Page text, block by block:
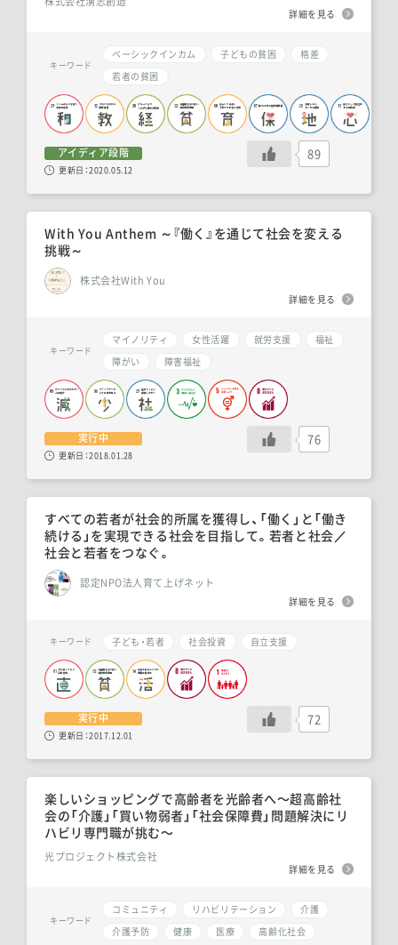
詳細を見る
キーワード
ベーシックインカム 子どもの貧困
格差
若者の貧困
アイディア段階
更新日：2020.05.12
89
楽しいショッピングで高齢者を光齢者へ〜超高齢社
会の「介護」「買い物弱者」「社会保障費」問題解決にリ
ハビリ専門職が挑む〜
光プロジェクト株式会社
詳細を見る
キーワード
コミュニティ リハビリテーション
介護
介護予防
健康 医療 高齢化社会
With You Anthem ～『働く』を通じて社会を変える
挑戦～
株式会社With You
詳細を見る
キーワード
マイノリティ 女性活躍 就労支援
福祉
障がい
障害福祉
実行中
更新日：2018.01.28
76
すべての若者が社会的所属を獲得し、「働く」と「働き
続ける」を実現できる社会を目指して。若者と社会／
社会と若者をつなぐ。
認定NPO法人育て上げネット
詳細を見る
キーワード 子ども・若者 社会投資 自立支援
実行中
更新日：2017.12.01
72